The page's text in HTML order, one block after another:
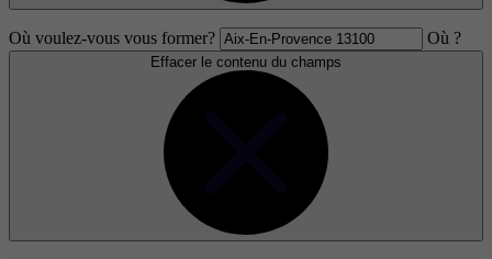
Où voulez-vous vous former? Où ?
Effacer le contenu du champs